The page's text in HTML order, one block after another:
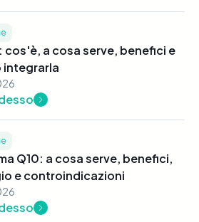
cos'è, a cosa serve, benefici e
integrarla
Q10: a cosa serve, benefici,
e controindicazioni